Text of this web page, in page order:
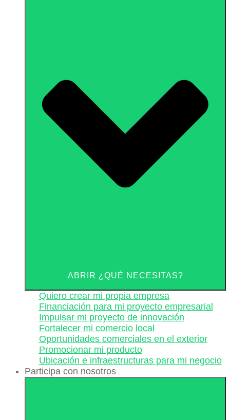
ABRIR ¿QUÉ NECESITAS?
Quiero crear mi propia empresa
Financiación para mi proyecto empresarial
Impulsar mi proyecto de innovación
Fortalecer mi comercio local
Oportunidades comerciales en el exterior
Promocionar mi producto
Ubicación e infraestructuras para mi negocio
Participa con nosotros